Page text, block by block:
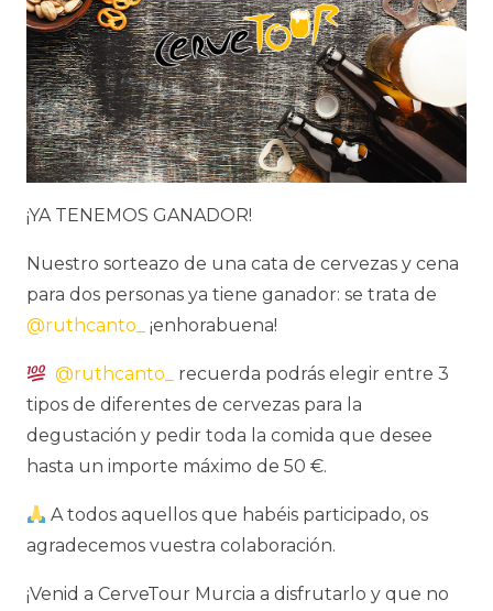
¡YA TENEMOS GANADOR!
Nuestro sorteazo de una cata de cervezas y cena
para dos personas ya tiene ganador: se trata de
@ruthcanto_
¡enhorabuena!
@ruthcanto_
recuerda podrás elegir entre 3
tipos de diferentes de cervezas para la
degustación y pedir toda la comida que desee
hasta un importe máximo de 50 €.
A todos aquellos que habéis participado, os
agradecemos vuestra colaboración.
¡Venid a CerveTour Murcia a disfrutarlo y que no